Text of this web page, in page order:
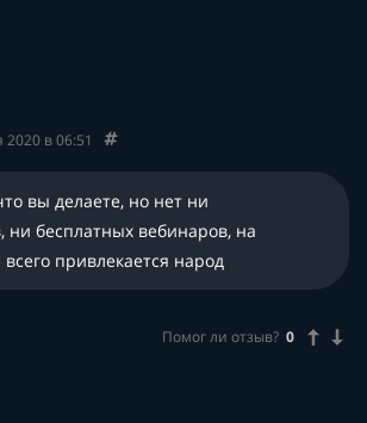
2020 в 06:51
вы делаете, но нет ни
ни бесплатных вебинаров, на
привлекается народ
Помог ли отзыв? 0